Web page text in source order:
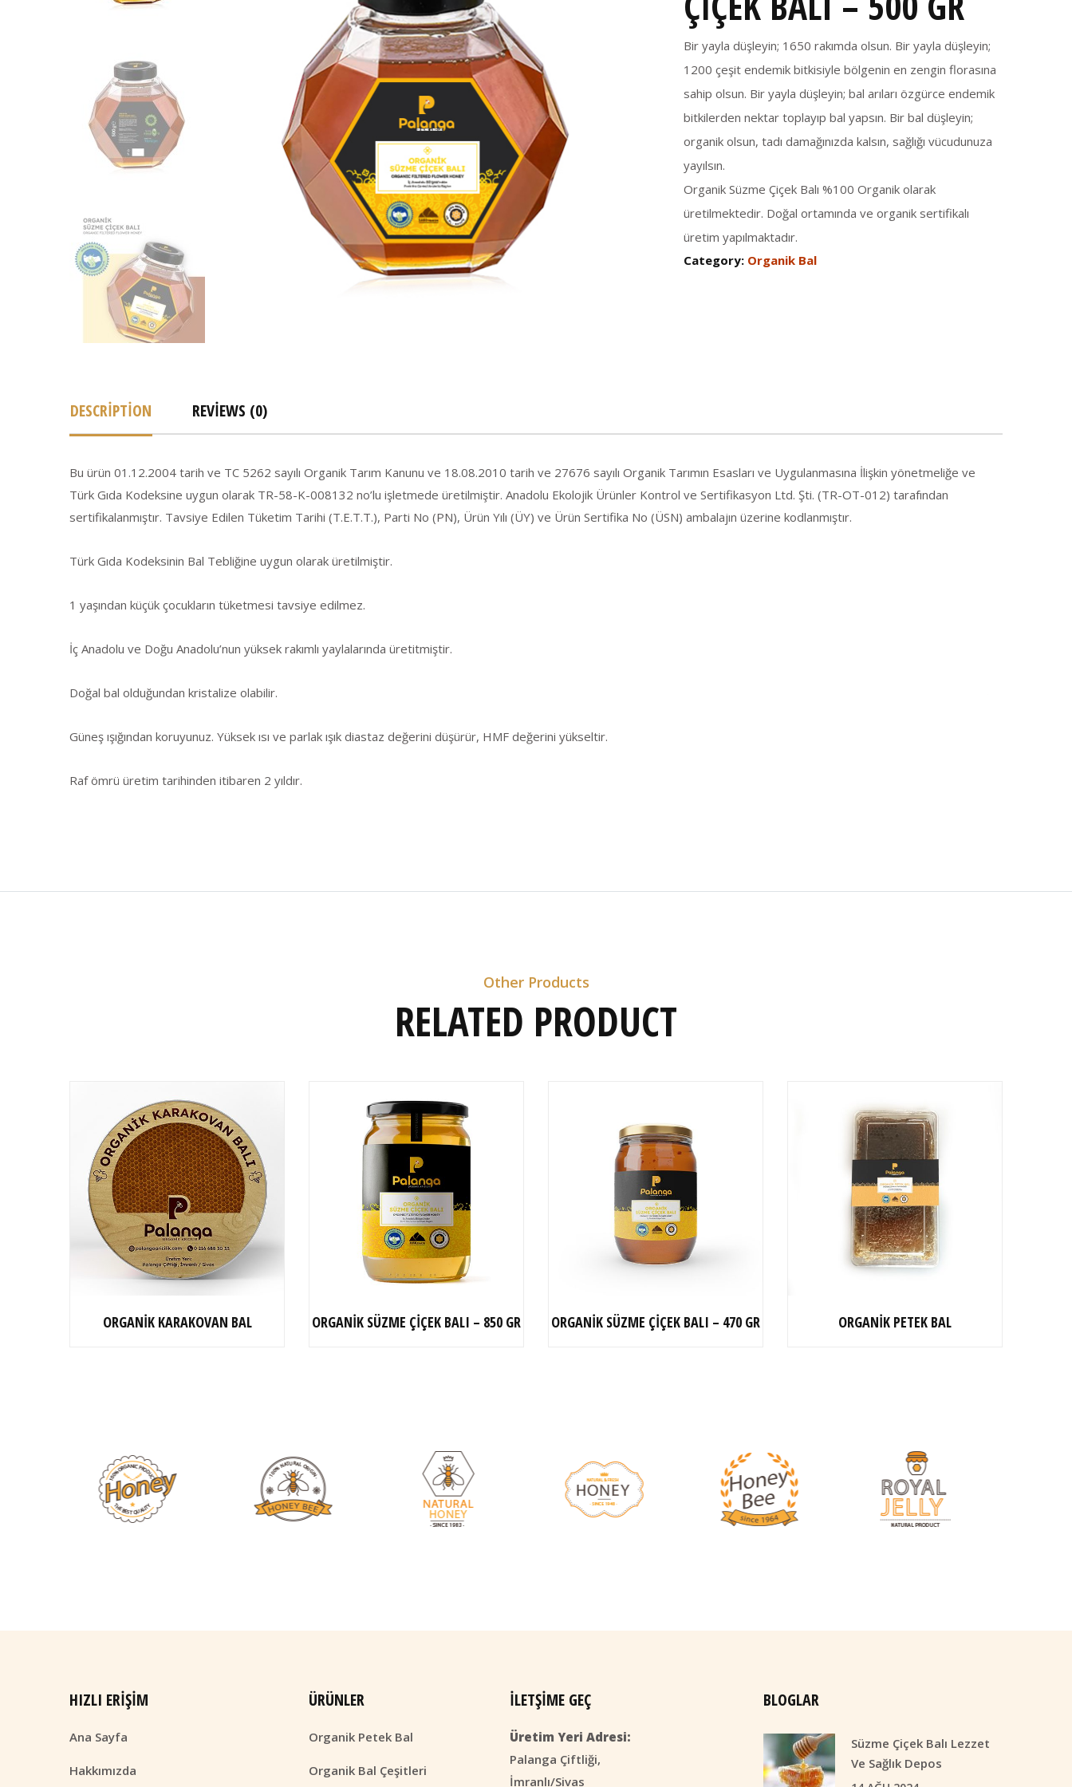
Bir yayla düşleyin; 1650 rakımda olsun. Bir yayla düşleyin;
1200 çeşit endemik bitkisiyle bölgenin en zengin florasına
sahip olsun. Bir yayla düşleyin; bal arıları özgürce endemik
bitkilerden nektar toplayıp bal yapsın. Bir bal düşleyin;
organik olsun, tadı damağınızda kalsın, sağlığı vücudunuza
yayılsın.
Organik Süzme Çiçek Balı %100 Organik olarak
üretilmektedir. Doğal ortamında ve organik sertifikalı
üretim yapılmaktadır.
Category: Organik Bal
DESCRIPTION REVIEWS (0)
Bu ürün 01.12.2004 tarih ve TC 5262 sayılı Organik Tarım Kanunu ve 18.08.2010 tarih ve 27676 sayılı Organik Tarımın Esasları ve Uygulanmasına İlişkin yönetmeliğe ve
Türk Gıda Kodeksine uygun olarak TR-58-K-008132 no’lu işletmede üretilmiştir. Anadolu Ekolojik Ürünler Kontrol ve Sertifikasyon Ltd. Şti. (TR-OT-012) tarafından
sertifikalanmıştır. Tavsiye Edilen Tüketim Tarihi (T.E.T.T.), Parti No (PN), Ürün Yılı (ÜY) ve Ürün Sertifika No (ÜSN) ambalajın üzerine kodlanmıştır.
Türk Gıda Kodeksinin Bal Tebliğine uygun olarak üretilmiştir.
1 yaşından küçük çocukların tüketmesi tavsiye edilmez.
İç Anadolu ve Doğu Anadolu’nun yüksek rakımlı yaylalarında üretitmiştir.
Doğal bal olduğundan kristalize olabilir.
Güneş ışığından koruyunuz. Yüksek ısı ve parlak ışık diastaz değerini düşürür, HMF değerini yükseltir.
Raf ömrü üretim tarihinden itibaren 2 yıldır.
Other Products
RELATED PRODUCT
ORGANİK KARAKOVAN BAL ORGANİK SÜZME ÇİÇEK BALI – 850 GR ORGANİK SÜZME ÇİÇEK BALI – 470 GR ORGANİK PETEK BAL
HIZLI ERIŞIM
Ana Sayfa
Hakkımızda
ÜRÜNLER
Organik Petek Bal
Organik Bal Çeşitleri
İLETŞIME GEÇ
Üretim Yeri Adresi:
Palanga Çiftliği,
İmranlı/Sivas
BLOGLAR
Süzme Çiçek Balı Lezzet
Ve Sağlık Depos